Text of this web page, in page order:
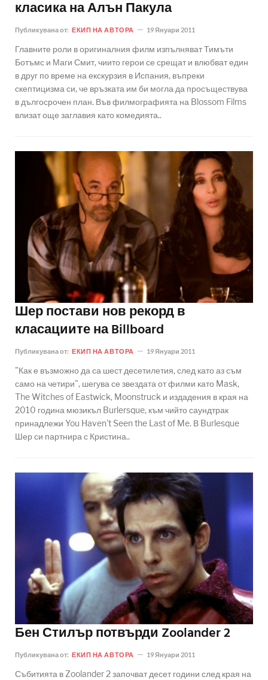
класика на Алън Пакула
Публикувана от: ЕКИП НА АВТОРА 19 Януари 2011
Главните роли в оригиналния филм изпълняват Тимъти
Ботъмс и Маги Смит, чиито герои се срещат и влюбват един
в друг по време на екскурзия в Испания, въпреки
скептицизма си, че връзката им би могла да просъществува
в дългосрочен план. Във филмографията на Blossom Films
влизат още заглавия като комедията..
Шер постави нов рекорд в
класациите на Billboard
Публикувана от: ЕКИП НА АВТОРА 19 Януари 2011
"Как е възможно да са шест десетилетия, след като аз съм
само на четири", шегува се звездата от филми като Mask,
The Witches of Eastwick, Moonstruck и издадения в края на
2010 година мюзикъл Burlersque, към чийто саундтрак
принадлежи You Haven't Seen the Last of Me. В Burlesque
Шер си партнира с Кристина..
Бен Стилър потвърди Zoolander 2
Публикувана от: ЕКИП НА АВТОРА 19 Януари 2011
Събитията в Zoolander 2 започват десет години след края на